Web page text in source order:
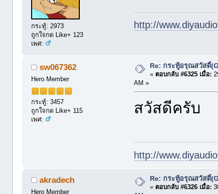
กระทู้: 2973
ถูกใจกด Like+ 123
เพศ:
http://
sw067362
Hero Member
กระทู้: 3457
ถูกใจกด Like+ 115
เพศ:
Re: กระทู้อรุณสวัสดิ์
« ตอบกลับ #6325 เมื่อ:
AM »
สวัสดีครับ
http://
akradech
Hero Member
Re: กระทู้อรุณสวัสดิ์
« ตอบกลับ #6326 เมื่อ: